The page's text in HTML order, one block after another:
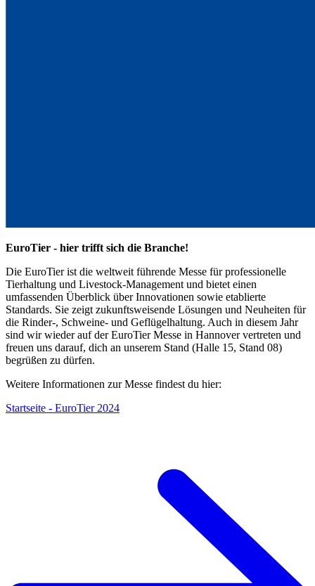
EuroTier - hier trifft sich die Branche!
Die EuroTier ist die weltweit führende Messe für professionelle
Tierhaltung und Livestock-Management und bietet einen
umfassenden Überblick über Innovationen sowie etablierte
Standards. Sie zeigt zukunftsweisende Lösungen und Neuheiten für
die Rinder-, Schweine- und Geflügelhaltung. Auch in diesem Jahr
sind wir wieder auf der EuroTier Messe in Hannover vertreten und
freuen uns darauf, dich an unserem Stand (Halle 15, Stand 08)
begrüßen zu dürfen.
Weitere Informationen zur Messe findest du hier:
Startseite - EuroTier 2024